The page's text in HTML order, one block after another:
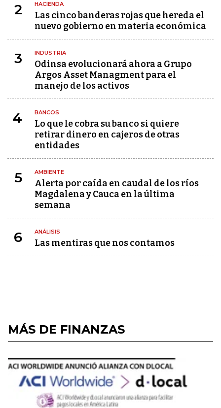
2 HACIENDA
Las cinco banderas rojas que hereda el
nuevo gobierno en materia económica
3 INDUSTRIA
Odinsa evolucionará ahora a Grupo
Argos Asset Managment para el
manejo de los activos
4 BANCOS
Lo que le cobra su banco si quiere
retirar dinero en cajeros de otras
entidades
5 AMBIENTE
Alerta por caída en caudal de los ríos
Magdalena y Cauca en la última
semana
6 ANÁLISIS
Las mentiras que nos contamos
MÁS DE FINANZAS